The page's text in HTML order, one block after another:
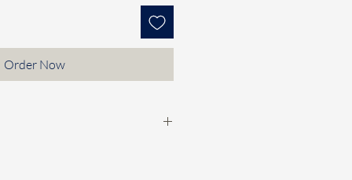
Order Now
款check期，然後落訂$100/個